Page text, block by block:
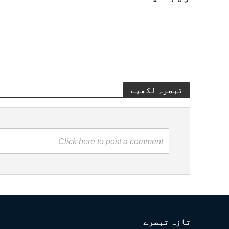
تبصرہ لکھیے
Click here to post a comment
تازہ تبصرے